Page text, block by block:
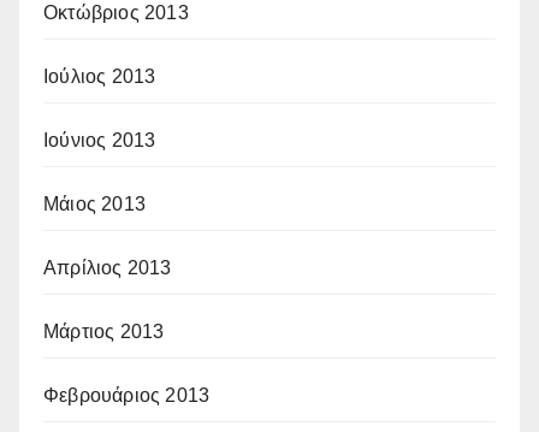
Οκτώβριος 2013
Ιούλιος 2013
Ιούνιος 2013
Μάιος 2013
Απρίλιος 2013
Μάρτιος 2013
Φεβρουάριος 2013